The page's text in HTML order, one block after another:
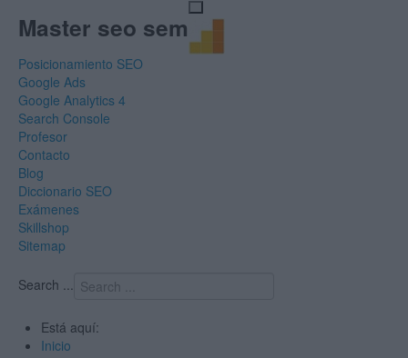
Master seo sem
Posicionamiento SEO
Google Ads
Google Analytics 4
Search Console
Profesor
Contacto
Blog
Diccionario SEO
Exámenes
Skillshop
Sitemap
Search ...
Está aquí:
Inicio